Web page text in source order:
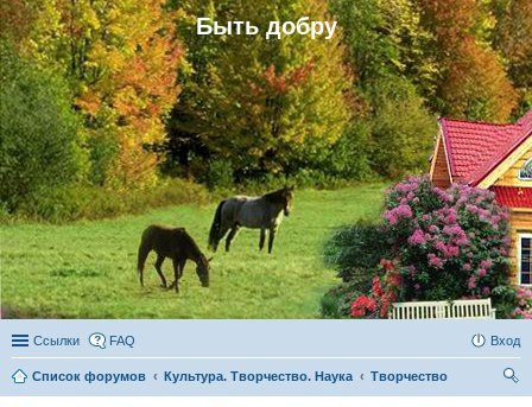
Быть добру
Ссылки FAQ Вход
Список форумов Культура. Творчество. Наука
Творчество